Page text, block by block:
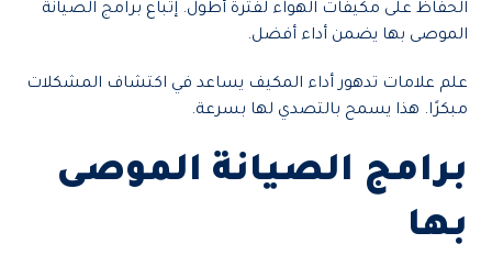
الحفاظ على مكيفات الهواء لفترة أطول. إتباع برامج الصيانة
الموصى بها يضمن أداء أفضل.
علم علامات تدهور أداء المكيف يساعد في اكتشاف المشكلات
مبكرًا. هذا يسمح بالتصدي لها بسرعة.
برامج الصيانة الموصى
بها